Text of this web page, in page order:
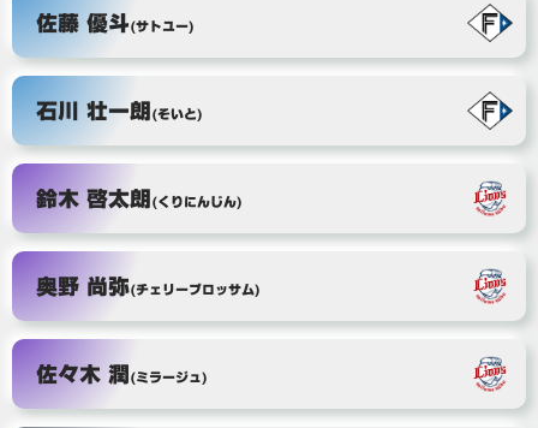
佐藤 優斗(サトユー)
石川 壮一朗 (そいと)
鈴木 啓太朗 (くりにんじん)
奥野 尚弥(チェリーブロッサム)
佐々木 潤 (ミラージュ)